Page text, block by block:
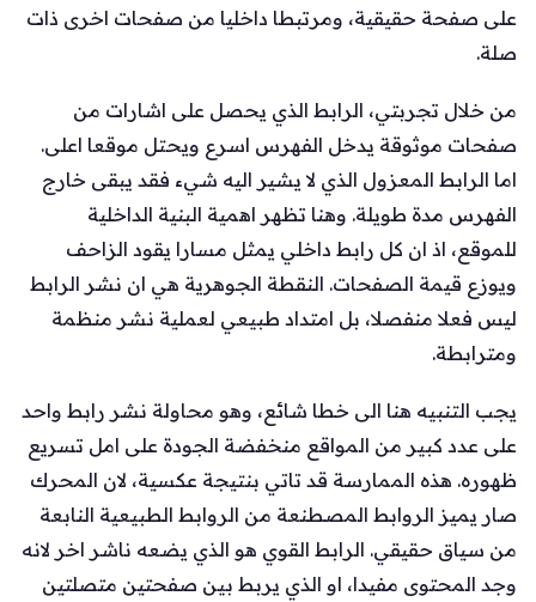
على صفحة حقيقية، ومرتبطا داخليا من صفحات اخرى ذات
صلة.
من خلال تجربتي، الرابط الذي يحصل على اشارات من
صفحات موثوقة يدخل الفهرس اسرع ويحتل موقعا اعلى.
اما الرابط المعزول الذي لا يشير اليه شيء فقد يبقى خارج
الفهرس مدة طويلة. وهنا تظهر اهمية البنية الداخلية
للموقع، اذ ان كل رابط داخلي يمثل مسارا يقود الزاحف
ويوزع قيمة الصفحات. النقطة الجوهرية هي ان نشر الرابط
ليس فعلا منفصلا، بل امتداد طبيعي لعملية نشر منظمة
ومترابطة.
يجب التنبيه هنا الى خطا شائع، وهو محاولة نشر رابط واحد
على عدد كبير من المواقع منخفضة الجودة على امل تسريع
ظهوره. هذه الممارسة قد تاتي بنتيجة عكسية، لان المحرك
صار يميز الروابط المصطنعة من الروابط الطبيعية النابعة
من سياق حقيقي. الرابط القوي هو الذي يضعه ناشر اخر لانه
وجد المحتوى مفيدا، او الذي يربط بين صفحتين متصلتين